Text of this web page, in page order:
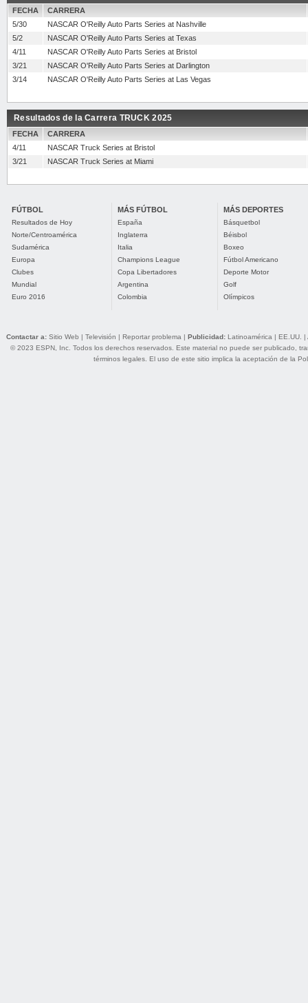
FECHA
CARRERA
5/30
NASCAR O'Reilly Auto Parts Series at Nashville
5/2
NASCAR O'Reilly Auto Parts Series at Texas
4/11
NASCAR O'Reilly Auto Parts Series at Bristol
3/21
NASCAR O'Reilly Auto Parts Series at Darlington
3/14
NASCAR O'Reilly Auto Parts Series at Las Vegas
Resultados de la Carrera TRUCK 2025
FECHA
CARRERA
4/11
NASCAR Truck Series at Bristol
3/21
NASCAR Truck Series at Miami
FÚTBOL
Resultados de Hoy
Norte/Centroamérica
Sudamérica
Europa
Clubes
Mundial
Euro 2016
MÁS FÚTBOL
España
Inglaterra
Italia
Champions League
Copa Libertadores
Argentina
Colombia
MÁS DEPORTES
Básquetbol
Béisbol
Boxeo
Fútbol Americano
Deporte Motor
Golf
Olímpicos
Contactar a: Sitio Web | Televisión | Reportar problema | Publicidad: Latinoamérica | EE.UU. |
© 2023 ESPN, Inc. Todos los derechos reservados. Este material no puede ser publicado,
términos legales. El uso de este sitio implica la aceptación de la